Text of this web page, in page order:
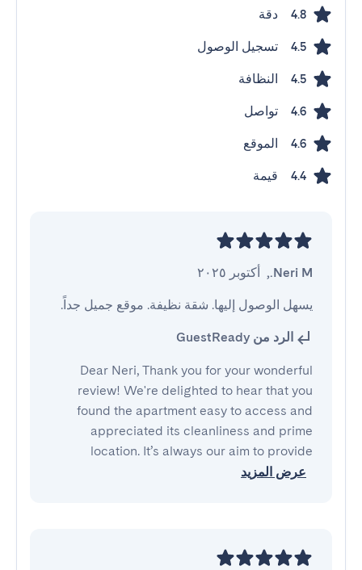
4.8 دقة
4.5 تسجيل الوصول
4.5 النظافة
4.6 تواصل
4.6 الموقع
4.4 قيمة
Neri M.
, أكتوبر ٢٠٢٥
يسهل الوصول إليها. شقة نظيفة. موقع جميل جداً.
الرد من GuestReady
Dear Neri, Thank you for your wonderful
review! We're delighted to hear that you
found the apartment easy to access and
appreciated its cleanliness and prime
location. It’s always our aim to provide
عرض المزيد